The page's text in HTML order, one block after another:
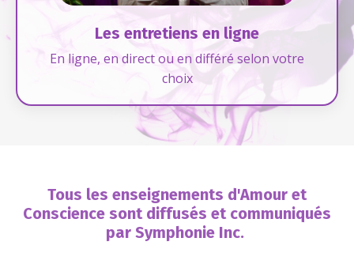
Les entretiens en ligne
En ligne, en direct ou en différé selon votre
choix
Tous les enseignements d'Amour et
Conscience sont diffusés et communiqués
par Symphonie Inc.